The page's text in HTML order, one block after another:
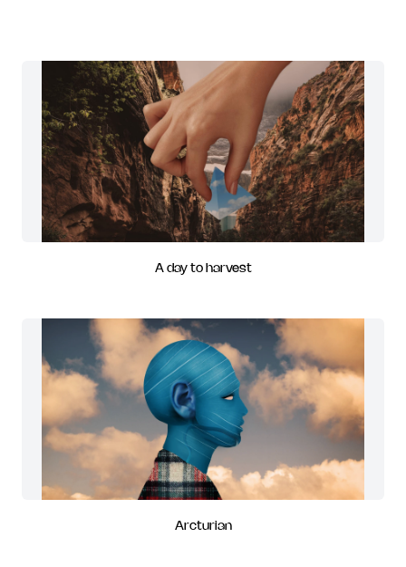
A day to harvest
Arcturian